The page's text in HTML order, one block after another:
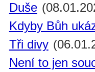
Duše
Kdyby Bůh
Tři divy
Není to jen